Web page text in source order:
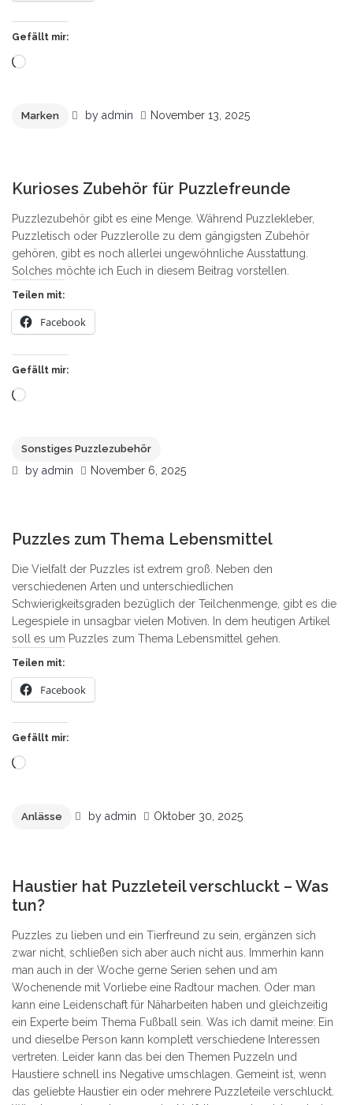
Gefällt mir:
Wird
Marken by admin November 13, 2025
Kurioses Zubehör für Puzzlefreunde
Puzzlezubehör gibt es eine Menge. Während Puzzlekleber,
Puzzletisch oder Puzzlerolle zu dem gängigsten Zubehör
gehören, gibt es noch allerlei ungewöhnliche Ausstattung.
Solches möchte ich Euch in diesem Beitrag vorstellen.
Teilen mit:
Facebook
Gefällt mir:
Wird
Sonstiges Puzzlezubehör
by admin November 6, 2025
Puzzles zum Thema Lebensmittel
Die Vielfalt der Puzzles ist extrem groß. Neben den
verschiedenen Arten und unterschiedlichen
Schwierigkeitsgraden bezüglich der Teilchenmenge, gibt es die
Legespiele in unsagbar vielen Motiven. In dem heutigen Artikel
soll es um Puzzles zum Thema Lebensmittel gehen.
Teilen mit:
Facebook
Gefällt mir:
Wird
Anlässe by admin Oktober 30, 2025
Haustier hat Puzzleteil verschluckt – Was
tun?
Puzzles zu lieben und ein Tierfreund zu sein, ergänzen sich
zwar nicht, schließen sich aber auch nicht aus. Immerhin kann
man auch in der Woche gerne Serien sehen und am
Wochenende mit Vorliebe eine Radtour machen. Oder man
kann eine Leidenschaft für Näharbeiten haben und gleichzeitig
ein Experte beim Thema Fußball sein. Was ich damit meine: Ein
und dieselbe Person kann komplett verschiedene Interessen
vertreten. Leider kann das bei den Themen Puzzeln und
Haustiere schnell ins Negative umschlagen. Gemeint ist, wenn
das geliebte Haustier ein oder mehrere Puzzleteile verschluckt.